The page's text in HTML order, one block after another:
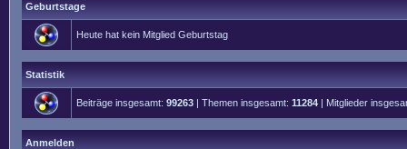
Geburtstage
Heute hat kein Mitglied Geburtstag
Statistik
Beiträge insgesamt: 99263 | Themen insgesamt: 11284 | Mitglieder
Anmelden